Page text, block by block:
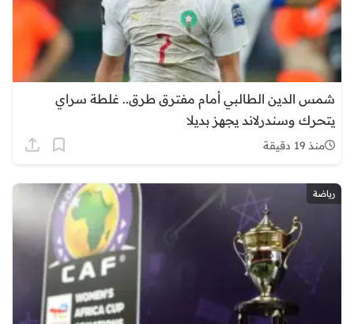
شمس الدين الطالبي أمام مفترق طرق.. غلطة سراي
يتحرك وسندرلاند يجهز بديلا
منذ 19 دقيقة
رياضة